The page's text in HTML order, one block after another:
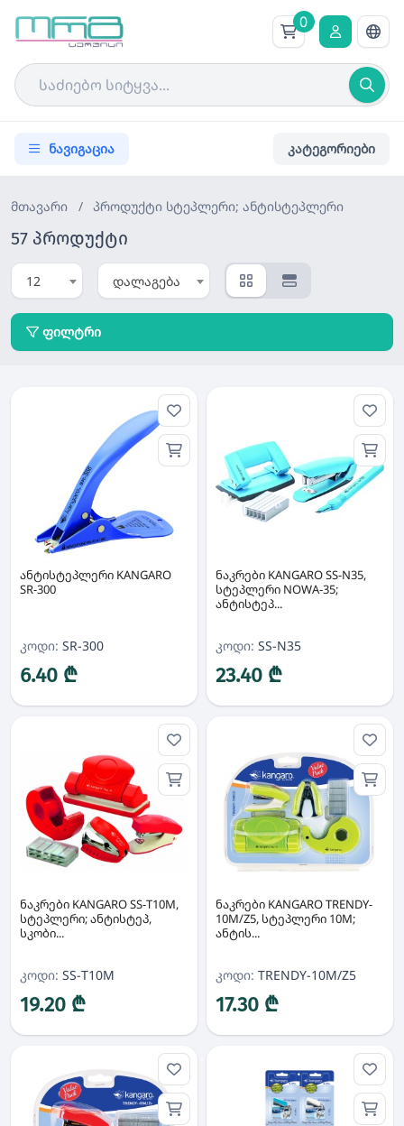
0
ნავიგაცია კატეგორიები
მთავარი / პროდუქტი სტეპლერი; ანტისტეპლერი
57 პროდუქტი
12 დალაგება
ფილტრი
ანტისტეპლერი KANGARO
SR-300
კოდი: SR-300
6.40 ₾
ნაკრები KANGARO SS-N35,
სტეპლერი NOWA-35;
ანტისტეპ...
კოდი: SS-N35
23.40 ₾
ნაკრები KANGARO SS-T10M,
სტეპლერი; ანტისტეპ,
სკობი...
კოდი: SS-T10M
19.20 ₾
ნაკრები KANGARO TRENDY-
10M/Z5, სტეპლერი 10M;
ანტის...
კოდი: TRENDY-10M/Z5
17.30 ₾